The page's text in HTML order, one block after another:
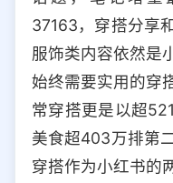
37163，穿搭分享
服饰类内容依然是
始终需要实用的穿
常穿搭更是以超
美食超403万排第
穿搭作为小红书的